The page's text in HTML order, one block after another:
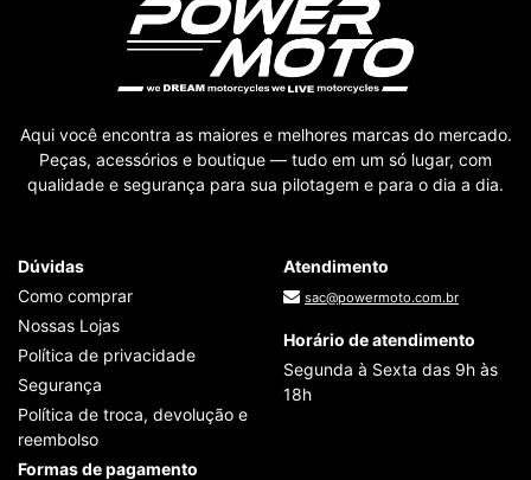
Aqui você encontra as maiores e melhores marcas do mercado.
Peças, acessórios e boutique — tudo em um só lugar, com
qualidade e segurança para sua pilotagem e para o dia a dia.
Dúvidas
Como comprar
Nossas Lojas
Política de privacidade
Segurança
Política de troca, devolução e
reembolso
Atendimento
sac@powermoto.com.br
Horário de atendimento
Segunda à Sexta das 9h às
18h
Formas de pagamento